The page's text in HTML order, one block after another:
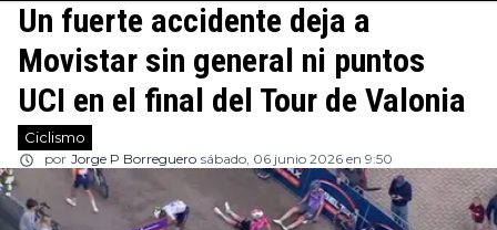
Un fuerte accidente deja a
Movistar sin general ni puntos
UCI en el final del Tour de Valonia
Ciclismo
por Jorge P Borreguero sábado, 06 junio 2026 en 9:50